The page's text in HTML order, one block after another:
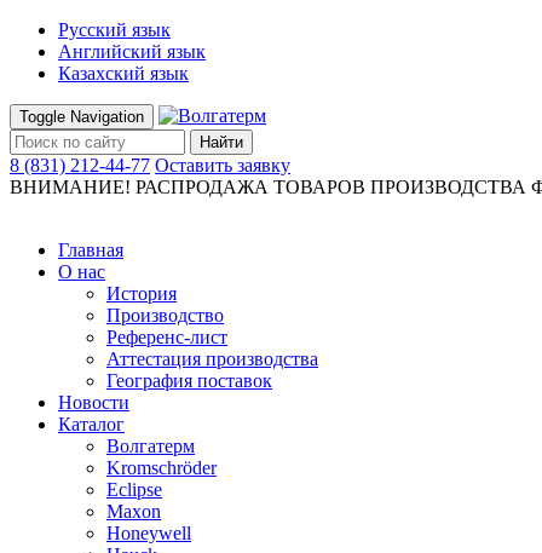
Русский язык
Английский язык
Казахский язык
Toggle Navigation
Найти
8 (831) 212-44-77 Оставить заявку
ВНИМАНИЕ! РАСПРОДАЖА ТОВАРОВ ПРОИЗВОДСТВА
Главная
О нас
История
Производство
Референс-лист
Аттестация производства
География поставок
Новости
Каталог
Волгатерм
Kromschröder
Eclipse
Maxon
Honeywell